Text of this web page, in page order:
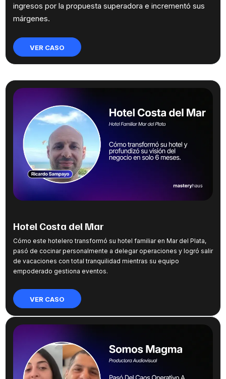
ingresos por la propuesta superadora e incrementó sus
márgenes.
VER CASO
Hotel Costa del Mar
Cómo este hotelero transformó su hotel familiar en Mar del Plata,
pasó de cocinar personalmente a delegar operaciones y logró salir
de vacaciones con total tranquilidad mientras su equipo
empoderado gestiona eventos.
VER CASO